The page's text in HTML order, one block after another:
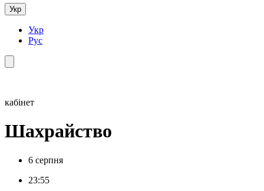
Укр
Укр
Рус
кабінет
Шахрайство
6 серпня
23:55